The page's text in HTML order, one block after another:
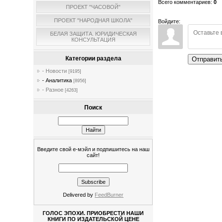
ПРОЕКТ "ЧАСОВОЙ"
ПРОЕКТ "НАРОДНАЯ ШКОЛА"
БЕЛАЯ ЗАЩИТА. ЮРИДИЧЕСКАЯ
КОНСУЛЬТАЦИЯ
Категории раздела
- Новости [9195]
- Аналитика [8956]
- Разное [4263]
Поиск
Введите свой е-мэйл и подпишитесь на наш
сайт!
Delivered by FeedBurner
ГОЛОС ЭПОХИ. ПРИОБРЕСТИ НАШИ
КНИГИ ПО ИЗДАТЕЛЬСКОЙ ЦЕНЕ
Всего комментариев:0
Войдите: